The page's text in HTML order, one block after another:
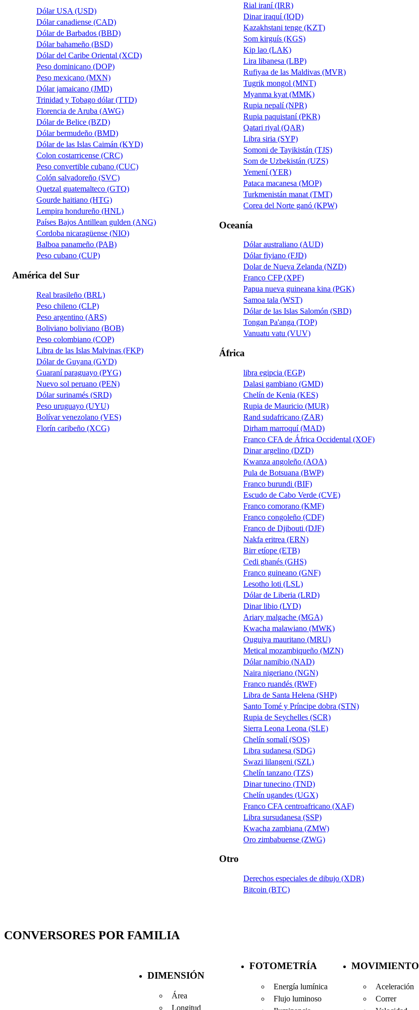
Dólar USA (USD)
Dólar canadiense (CAD)
Dólar de Barbados (BBD)
Dólar bahameño (BSD)
Dólar del Caribe Oriental (XCD)
Peso dominicano (DOP)
Peso mexicano (MXN)
Dólar jamaicano (JMD)
Trinidad y Tobago dólar (TTD)
Florencia de Aruba (AWG)
Dólar de Belice (BZD)
Dólar bermudeño (BMD)
Dólar de las Islas Caimán (KYD)
Colon costarricense (CRC)
Peso convertible cubano (CUC)
Colón salvadoreño (SVC)
Quetzal guatemalteco (GTQ)
Gourde haitiano (HTG)
Lempira hondureño (HNL)
Países Bajos Antillean gulden (ANG)
Cordoba nicaragüense (NIO)
Balboa panameño (PAB)
Peso cubano (CUP)
América del Sur
Real brasileño (BRL)
Peso chileno (CLP)
Peso argentino (ARS)
Boliviano boliviano (BOB)
Peso colombiano (COP)
Libra de las Islas Malvinas (FKP)
Dólar de Guyana (GYD)
Guaraní paraguayo (PYG)
Nuevo sol peruano (PEN)
Dólar surinamés (SRD)
Peso uruguayo (UYU)
Bolívar venezolano (VES)
Florín caribeño (XCG)
Rial iraní (IRR)
Dinar iraquí (IQD)
Kazakhstani tenge (KZT)
Som kirguís (KGS)
Kip lao (LAK)
Lira libanesa (LBP)
Rufiyaa de las Maldivas (MVR)
Tugrik mongol (MNT)
Myanma kyat (MMK)
Rupia nepalí (NPR)
Rupia paquistaní (PKR)
Qatari riyal (QAR)
Libra siria (SYP)
Somoni de Tayikistán (TJS)
Som de Uzbekistán (UZS)
Yemení (YER)
Pataca macanesa (MOP)
Turkmenistán manat (TMT)
Corea del Norte ganó (KPW)
Oceanía
Dólar australiano (AUD)
Dólar fiyiano (FJD)
Dolar de Nueva Zelanda (NZD)
Franco CFP (XPF)
Papua nueva guineana kina (PGK)
Samoa tala (WST)
Dólar de las Islas Salomón (SBD)
Tongan Pa'anga (TOP)
Vanuatu vatu (VUV)
África
libra egipcia (EGP)
Dalasi gambiano (GMD)
Chelín de Kenia (KES)
Rupia de Mauricio (MUR)
Rand sudafricano (ZAR)
Dirham marroquí (MAD)
Franco CFA de África Occidental (XOF)
Dinar argelino (DZD)
Kwanza angoleño (AOA)
Pula de Botsuana (BWP)
Franco burundi (BIF)
Escudo de Cabo Verde (CVE)
Franco comorano (KMF)
Franco congoleño (CDF)
Franco de Djibouti (DJF)
Nakfa eritrea (ERN)
Birr etíope (ETB)
Cedi ghanés (GHS)
Franco guineano (GNF)
Lesotho loti (LSL)
Dólar de Liberia (LRD)
Dinar libio (LYD)
Ariary malgache (MGA)
Kwacha malawiano (MWK)
Ouguiya mauritano (MRU)
Metical mozambiqueño (MZN)
Dólar namibio (NAD)
Naira nigeriano (NGN)
Franco ruandés (RWF)
Libra de Santa Helena (SHP)
Santo Tomé y Príncipe dobra (STN)
Rupia de Seychelles (SCR)
Sierra Leona Leona (SLE)
Chelín somalí (SOS)
Libra sudanesa (SDG)
Swazi lilangeni (SZL)
Chelín tanzano (TZS)
Dinar tunecino (TND)
Chelín ugandes (UGX)
Franco CFA centroafricano (XAF)
Libra sursudanesa (SSP)
Kwacha zambiana (ZMW)
Oro zimbabuense (ZWG)
Otro
Derechos especiales de dibujo (XDR)
Bitcoin (BTC)
CONVERSORES POR FAMILIA
DIMENSIÓN
Área
Longitud
FOTOMETRÍA
Energía lumínica
Flujo luminoso
MOVIMIENTO
Aceleración
Correr